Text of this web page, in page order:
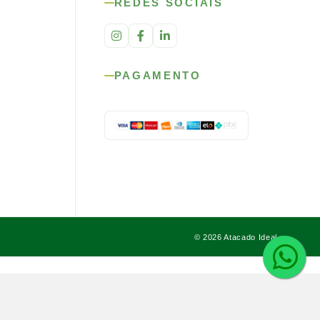
REDES SOCIAIS
PAGAMENTO
© 2026 Atacado Ideal